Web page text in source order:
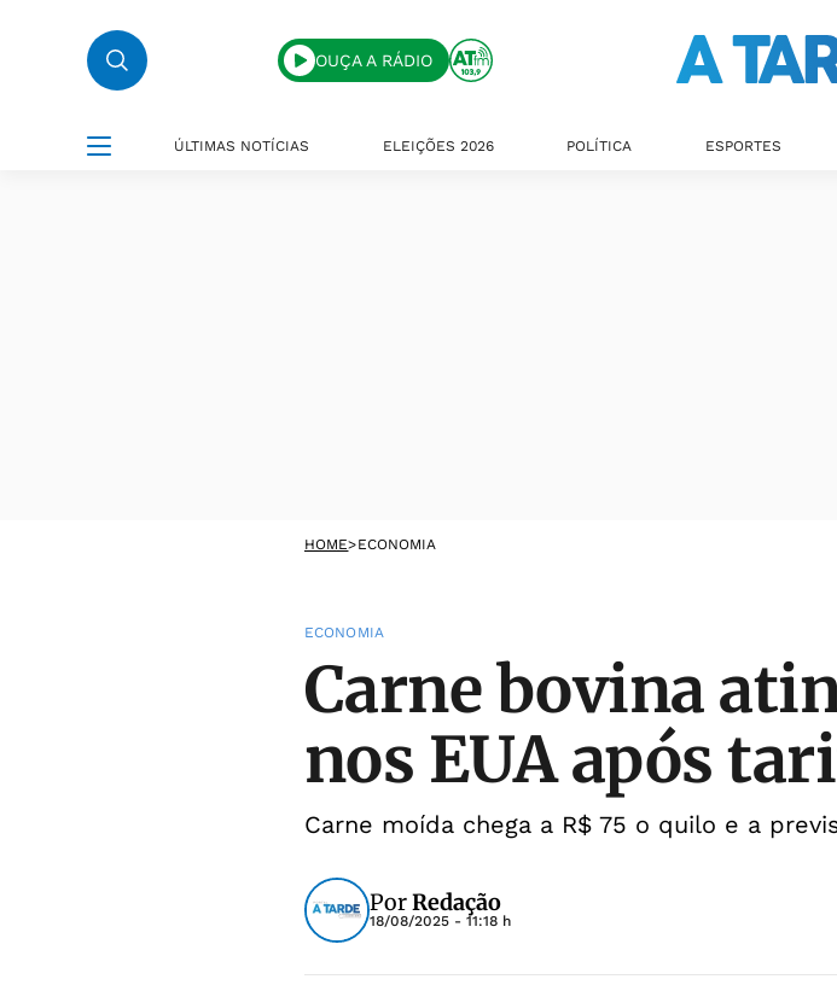
OUÇA A RÁDIO
ÚLTIMAS NOTÍCIAS ELEIÇÕES 2026 POLÍTICA ESPORTES
HOME>ECONOMIA
ECONOMIA
Carne bovina
nos EUA após
Carne moída chega a R$ 75 o quilo e a
PorRedação
18/08/2025 - 11:18 h